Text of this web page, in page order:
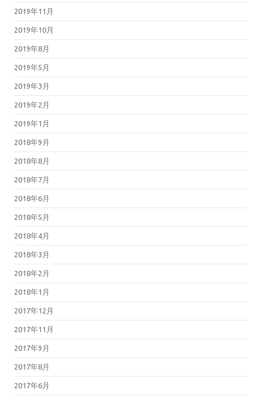
2019年11月
2019年10月
2019年8月
2019年5月
2019年3月
2019年2月
2019年1月
2018年9月
2018年8月
2018年7月
2018年6月
2018年5月
2018年4月
2018年3月
2018年2月
2018年1月
2017年12月
2017年11月
2017年9月
2017年8月
2017年6月